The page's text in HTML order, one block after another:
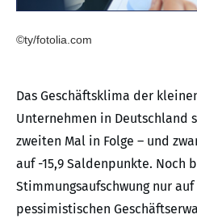
©ty/fotolia.com
Das Geschäftsklima der
Unternehmen in Deutschland
zweiten Mal in Folge – und
auf -15,9 Saldenpunkte. Noch
Stimmungsaufschwung nur
pessimistischen